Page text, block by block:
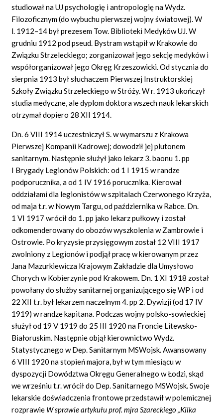
studiował na UJ psychologię i antropologię na Wydz.
Filozoficznym (do wybuchu pierwszej wojny światowej). W
l. 1912–14 był prezesem Tow. Biblioteki Medyków UJ. W
grudniu 1912 pod pseud. Bystram wstąpił w Krakowie do
Związku Strzeleckiego; zorganizował jego sekcję medyków i
współorganizował jego Okręg Krzeszowicki. Od stycznia do
sierpnia 1913 był słuchaczem Pierwszej Instruktorskiej
Szkoły Związku Strzeleckiego w Stróży. W r. 1913 ukończył
studia medyczne, ale dyplom doktora wszech nauk lekarskich
otrzymał dopiero 28 XII 1914.
Dn. 6 VIII 1914 uczestniczył S. w wymarszu z Krakowa
Pierwszej Kompanii Kadrowej; dowodził jej plutonem
sanitarnym. Następnie służył jako lekarz 3. baonu 1. pp
I Brygady Legionów Polskich: od 1 I 1915 w randze
podporucznika, a od 1 IV 1916 porucznika. Kierował
oddziałami dla legionistów w szpitalach Czerwonego Krzyża,
od maja t.r. w Nowym Targu, od października w Rabce. Dn.
1 VI 1917 wrócił do 1. pp jako lekarz pułkowy i został
odkomenderowany do obozów wyszkolenia w Zambrowie i
Ostrowie. Po kryzysie przysięgowym został 12 VIII 1917
zwolniony z Legionów i podjął pracę w kierowanym przez
Jana Mazurkiewicza Krajowym Zakładzie dla Umysłowo
Chorych w Kobierzynie pod Krakowem. Dn. 1 XI 1918 został
powołany do służby sanitarnej organizującego się WP i od
22 XII t.r. był lekarzem naczelnym 4. pp 2. Dywizji (od 17 IV
1919) w randze kapitana. Podczas wojny polsko-sowieckiej
służył od 19 V 1919 do 25 III 1920 na Froncie Litewsko-
Białoruskim. Następnie objął kierownictwo Wydz.
Statystycznego w Dep. Sanitarnym MSWojsk. Awansowany
6 VIII 1920 na stopień majora, był w tym miesiącu w
dyspozycji Dowództwa Okręgu Generalnego w Łodzi, skąd
we wrześniu t.r. wrócił do Dep. Sanitarnego MSWojsk. Swoje
lekarskie doświadczenia frontowe przedstawił w polemicznej
rozprawie W sprawie artykułu prof. mjra Szareckiego „Kilka